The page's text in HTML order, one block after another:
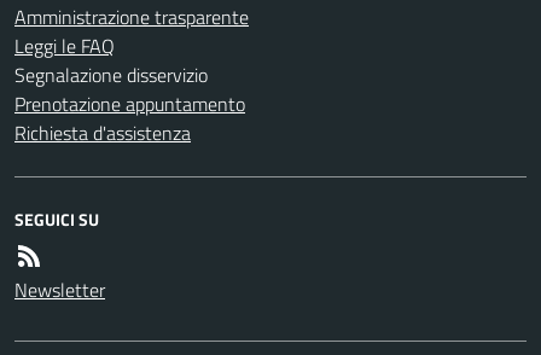
Amministrazione trasparente
Leggi le FAQ
Segnalazione disservizio
Prenotazione appuntamento
Richiesta d'assistenza
SEGUICI SU
Newsletter